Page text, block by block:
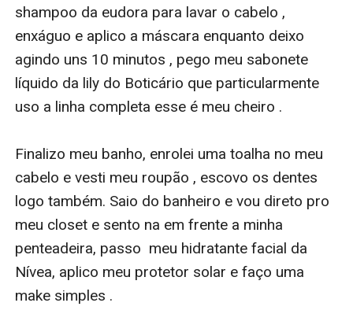
shampoo da eudora para lavar o cabelo ,
enxáguo e aplico a máscara enquanto deixo
agindo uns 10 minutos , pego meu sabonete
líquido da lily do Boticário que particularmente
uso a linha completa esse é meu cheiro .
Finalizo meu banho, enrolei uma toalha no meu
cabelo e vesti meu roupão , escovo os dentes
logo também. Saio do banheiro e vou direto pro
meu closet e sento na em frente a minha
penteadeira, passo  meu hidratante facial da
Nívea, aplico meu protetor solar e faço uma
make simples .